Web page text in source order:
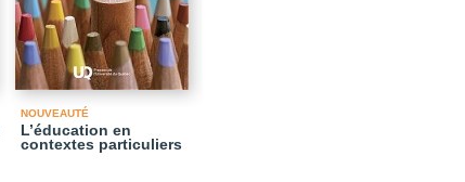
NOUVEAUTÉ
L’éducation en
contextes particuliers